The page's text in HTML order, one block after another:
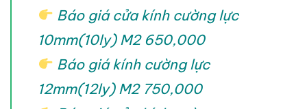
Báo giá cửa kính cường lực
10mm(10ly) M2 650,000
Báo giá kính cường lực
12mm(12ly) M2 750,000